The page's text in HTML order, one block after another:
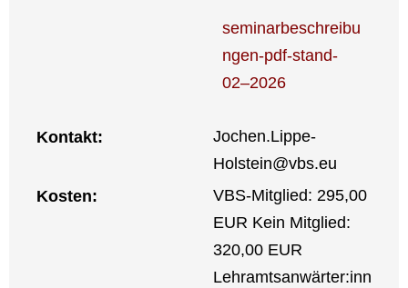
seminarbeschreibu
ngen-pdf-stand-
02–2026
Kon­takt:
Jochen.Lippe-
Holstein@vbs.eu
Kos­ten:
VBS-Mit­glied: 295,00
EUR Kein Mit­glied:
320,00 EUR
Lehramtsanwärter:inn